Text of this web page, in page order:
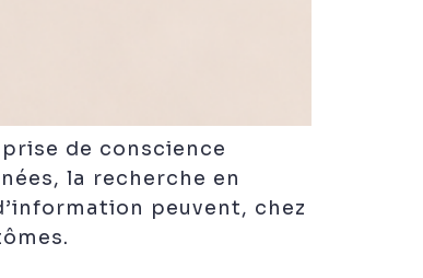
de conscience
la recherche en
peuvent, chez